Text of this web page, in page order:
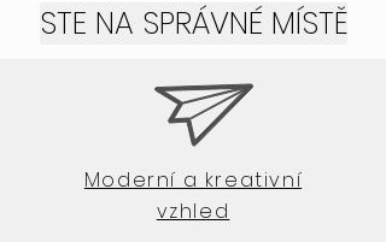
STE NA SPRÁVNÉ MÍSTĚ
Moderní a kreativní
vzhled